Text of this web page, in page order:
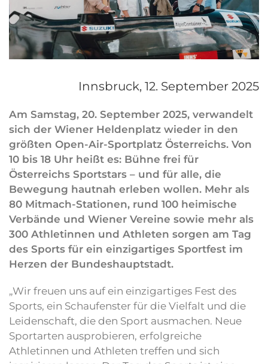
Innsbruck, 12. September 2025
Am Samstag, 20. September 2025, verwandelt
sich der Wiener Heldenplatz wieder in den
größten Open-Air-Sportplatz Österreichs. Von
10 bis 18 Uhr heißt es: Bühne frei für
Österreichs Sportstars – und für alle, die
Bewegung hautnah erleben wollen. Mehr als
80 Mitmach-Stationen, rund 100 heimische
Verbände und Wiener Vereine sowie mehr als
300 Athletinnen und Athleten sorgen am Tag
des Sports für ein einzigartiges Sportfest im
Herzen der Bundeshauptstadt.
„Wir freuen uns auf ein einzigartiges Fest des
Sports, ein Schaufenster für die Vielfalt und die
Leidenschaft, die den Sport ausmachen. Neue
Sportarten ausprobieren, erfolgreiche
Athletinnen und Athleten treffen und sich